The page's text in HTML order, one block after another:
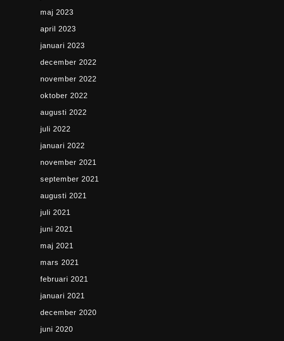
maj 2023
april 2023
januari 2023
december 2022
november 2022
oktober 2022
augusti 2022
juli 2022
januari 2022
november 2021
september 2021
augusti 2021
juli 2021
juni 2021
maj 2021
mars 2021
februari 2021
januari 2021
december 2020
juni 2020